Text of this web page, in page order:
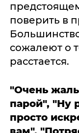
поверить в
сожалеют о
расстается.
"Очень
парой", "Ну
просто